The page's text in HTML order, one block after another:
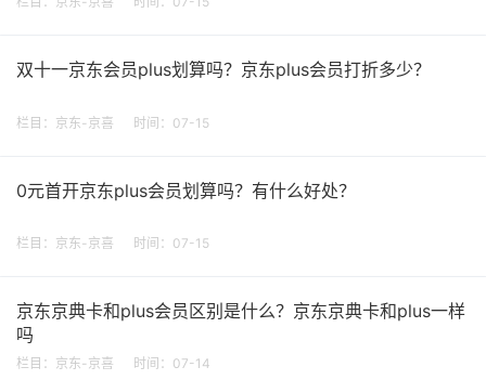
双十一京东会员plus划算吗？京东plus会员打折多少？
栏目： 京东-京喜 时间：07-15
0元首开京东plus会员划算吗？有什么好处？
栏目： 京东-京喜 时间：07-15
京东京典卡和plus会员区别是什么？京东京典卡和plus一样
吗
栏目： 京东-京喜 时间：07-14